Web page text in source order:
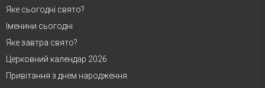
Яке сьогодні свято?
Іменини сьогодні
Яке завтра свято?
Церковний календар 2026
Привітання з днем народження